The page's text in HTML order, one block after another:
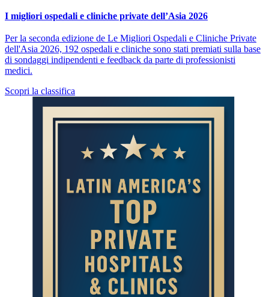
I migliori ospedali e cliniche private dell’Asia 2026
Per la seconda edizione de Le Migliori Ospedali e Cliniche Private
dell'Asia 2026, 192 ospedali e cliniche sono stati premiati sulla base
di sondaggi indipendenti e feedback da parte di professionisti
medici.
Scopri la classifica